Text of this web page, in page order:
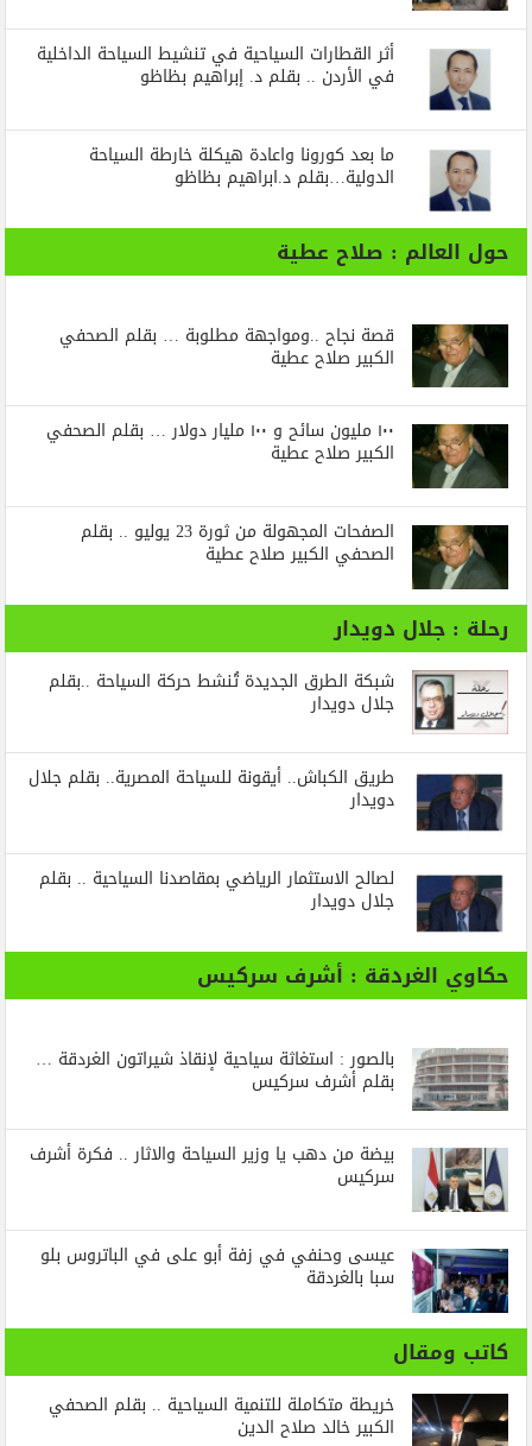
أثر القطارات السياحية في تنشيط السياحة الداخلية
في الأردن .. بقلم د. إبراهيم بظاظو
ما بعد كورونا واعادة هيكلة خارطة السياحة
الدولية…بقلم د.ابراهيم بظاظو
حول العالم : صلاح عطية
قصة نجاح ..ومواجهة مطلوبة … بقلم الصحفي
الكبير صلاح عطية
١٠٠ مليون سائح و ١٠٠ مليار دولار … بقلم الصحفي
الكبير صلاح عطية
الصفحات المجهولة من ثورة 23 يوليو .. بقلم
الصحفي الكبير صلاح عطية
رحلة : جلال دويدار
شبكة الطرق الجديدة تُنشط حركة السياحة ..بقلم
جلال دويدار
طريق الكباش.. أيقونة للسياحة المصرية.. بقلم جلال
دويدار
لصالح الاستثمار الرياضي بمقاصدنا السياحية .. بقلم
جلال دويدار
حكاوي الغردقة : أشرف سركيس
بالصور : استغاثة سياحية لإنقاذ شيراتون الغردقة …
بقلم أشرف سركيس
بيضة من دهب يا وزير السياحة والاثار .. فكرة أشرف
سركيس
عيسى وحنفي في زفة أبو على في الباتروس بلو
سبا بالغردقة
كاتب ومقال
خريطة متكاملة للتنمية السياحية .. بقلم الصحفي
الكبير خالد صلاح الدين